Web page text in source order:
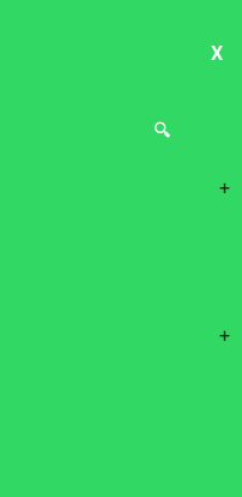
X
+
+